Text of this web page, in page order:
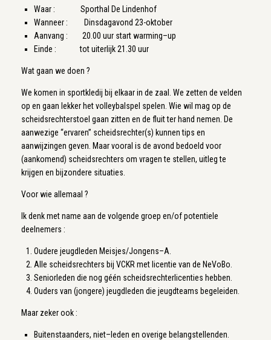
Waar : Sporthal De Lindenhof
Wanneer : Dinsdagavond 23-oktober
Aanvang : 20.00 uur start warming–up
Einde : tot uiterlijk 21.30 uur
Wat gaan we doen ?
We komen in sportkledij bij elkaar in de zaal. We zetten de velden
op en gaan lekker het volleybalspel spelen. Wie wil mag op de
scheidsrechterstoel gaan zitten en de fluit ter hand nemen. De
aanwezige “ervaren” scheidsrechter(s) kunnen tips en
aanwijzingen geven. Maar vooral is de avond bedoeld voor
(aankomend) scheidsrechters om vragen te stellen, uitleg te
krijgen en bijzondere situaties.
Voor wie allemaal ?
Ik denk met name aan de volgende groep en/of potentiele
deelnemers :
Oudere jeugdleden Meisjes/Jongens–A.
Alle scheidsrechters bij VCKR met licentie van de NeVoBo.
Seniorleden die nog géén scheidsrechterlicenties hebben.
Ouders van (jongere) jeugdleden die jeugdteams begeleiden.
Maar zeker ook :
Buitenstaanders, niet–leden en overige belangstellenden.